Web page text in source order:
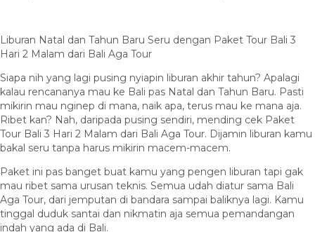
Liburan Natal dan Tahun Baru Seru dengan Paket Tour Bali 3
Hari 2 Malam dari Bali Aga Tour
Siapa nih yang lagi pusing nyiapin liburan akhir tahun? Apalagi
kalau rencananya mau ke Bali pas Natal dan Tahun Baru. Pasti
mikirin mau nginep di mana, naik apa, terus mau ke mana aja.
Ribet kan? Nah, daripada pusing sendiri, mending cek Paket
Tour Bali 3 Hari 2 Malam dari Bali Aga Tour. Dijamin liburan kamu
bakal seru tanpa harus mikirin macem-macem.
Paket ini pas banget buat kamu yang pengen liburan tapi gak
mau ribet sama urusan teknis. Semua udah diatur sama Bali
Aga Tour, dari jemputan di bandara sampai baliknya lagi. Kamu
tinggal duduk santai dan nikmatin aja semua pemandangan
indah yang ada di Bali.